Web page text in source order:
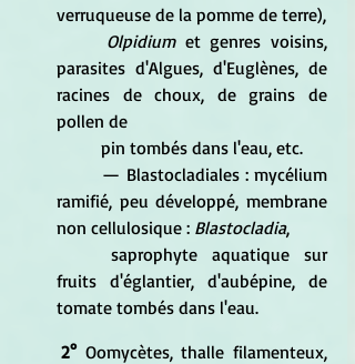
Olpidium et genres voisins,
parasites d'Algues, d'Euglènes, de
racines de choux, de grains de
pollen de
	pin tombés dans l'eau, etc.
ramifié, peu développé, membrane
non cellulosique : Blastocladia
fruits d'églantier, d'aubépine, de
tomate tombés dans l'eau.
2° Oomycètes, thalle filamenteux,